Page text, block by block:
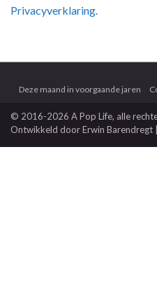
Privacyverklaring.
Deze maand in voorgaande jaren
© 2016-2026 A Pop Life, alle
Ontwikkeld doorErwin Barendregt